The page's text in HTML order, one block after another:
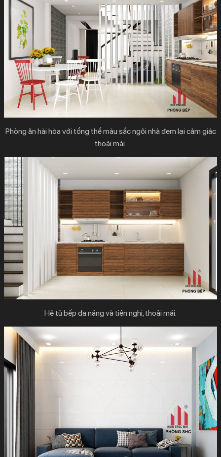
Phòng ăn hài hòa với tổng thể màu sắc ngôi nhà đem lại cảm giác
thoải mái.
Hệ tủ bếp đa năng và tiện nghi, thoải mái.